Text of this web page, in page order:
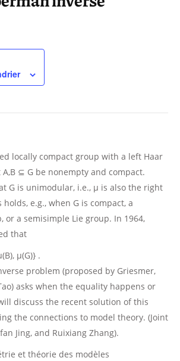
locally compact group with a left Haar
⊆ G be nonempty and compact.
G is unimodular, i.e., μ is also the right
e.g., when G is compact, a
or a semisimple Lie group. In 1964,
that
μ(G)} .
problem (proposed by Griesmer,
asks when the equality happens or
discuss the recent solution of this
the connections to model theory. (Joint
Jing, and Ruixiang Zhang).
et théorie des modèles